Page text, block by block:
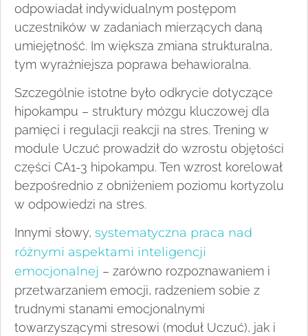
odpowiadał indywidualnym postępom
uczestników w zadaniach mierzących daną
umiejętność. Im większa zmiana strukturalna,
tym wyraźniejsza poprawa behawioralna.
Szczególnie istotne było odkrycie dotyczące
hipokampu – struktury mózgu kluczowej dla
pamięci i regulacji reakcji na stres. Trening w
module Uczuć prowadził do wzrostu objętości
części CA1-3 hipokampu. Ten wzrost korelował
bezpośrednio z obniżeniem poziomu kortyzolu
w odpowiedzi na stres.
Innymi słowy, systematyczna praca nad
różnymi aspektami inteligencji
emocjonalnej – zarówno rozpoznawaniem i
przetwarzaniem emocji, radzeniem sobie z
trudnymi stanami emocjonalnymi
towarzyszącymi stresowi (moduł Uczuć), jak i